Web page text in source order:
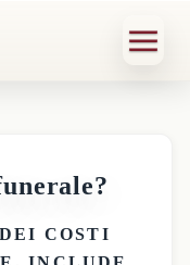
COSTI